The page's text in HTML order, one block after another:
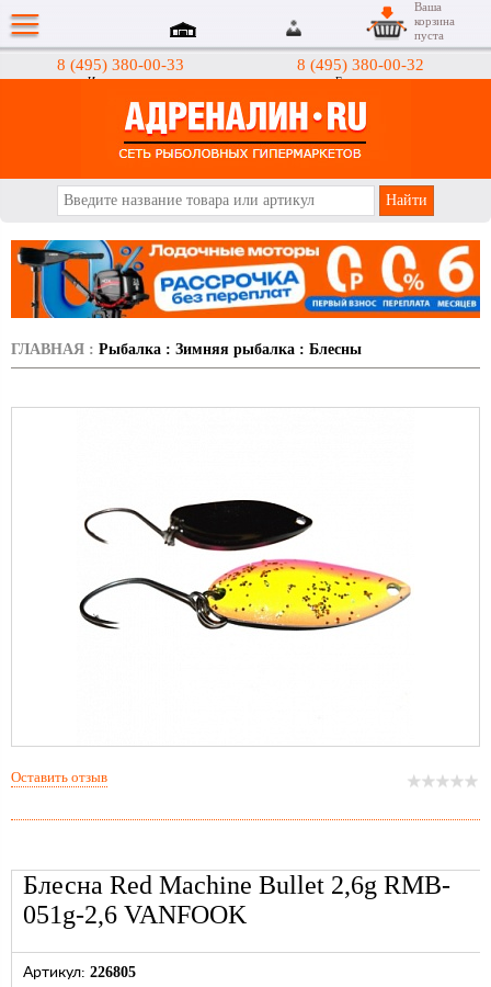
8 (495) 380-00-33
Интернет-магазин
8 (495) 380-00-32
Гипермаркеты
Ваша
корзина
пуста
ГЛАВНАЯ : Рыбалка : Зимняя рыбалка : Блесны
Блесна Red Machine Bullet 2,6g RMB-
051g-2,6 VANFOOK
Артикул: 226805
Оставить отзыв